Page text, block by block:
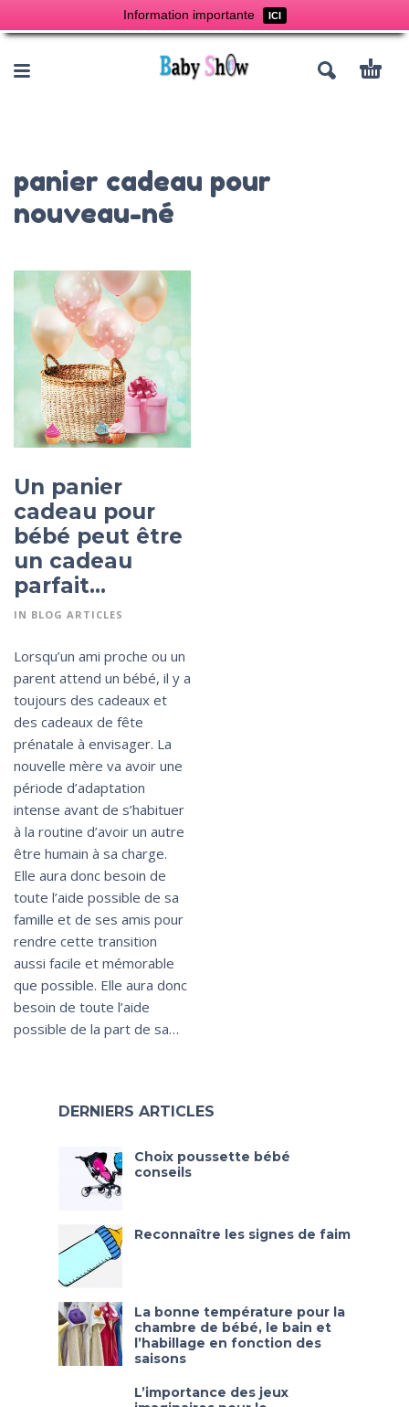
Information importante ICI
panier cadeau pour
nouveau-né
Un panier
cadeau pour
bébé peut être
un cadeau
parfait…
IN BLOG ARTICLES
Lorsqu’un ami proche ou un
parent attend un bébé, il y a
toujours des cadeaux et
des cadeaux de fête
prénatale à envisager. La
nouvelle mère va avoir une
période d’adaptation
intense avant de s’habituer
à la routine d’avoir un autre
être humain à sa charge.
Elle aura donc besoin de
toute l’aide possible de sa
famille et de ses amis pour
rendre cette transition
aussi facile et mémorable
que possible. Elle aura donc
besoin de toute l’aide
possible de la part de sa…
DERNIERS ARTICLES
Choix poussette bébé
conseils
Reconnaître les signes de faim
La bonne température pour la
chambre de bébé, le bain et
l’habillage en fonction des
saisons
L’importance des jeux